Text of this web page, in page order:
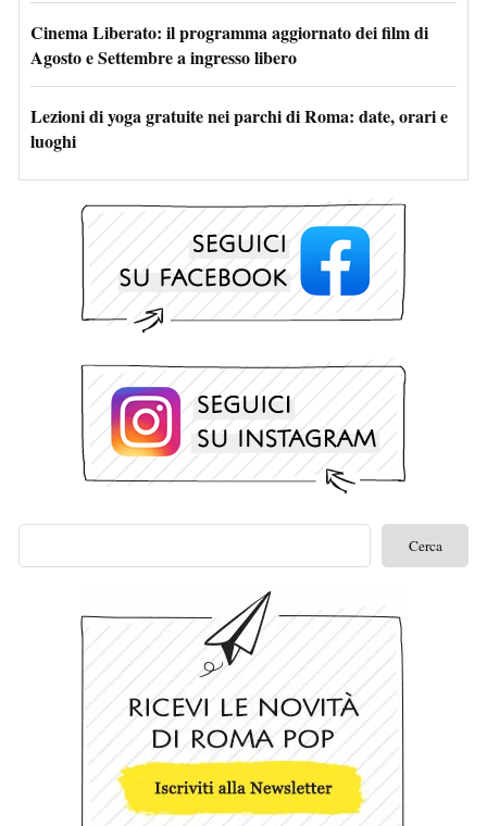
Cinema Liberato: il programma aggiornato dei film di
Agosto e Settembre a ingresso libero
Lezioni di yoga gratuite nei parchi di Roma: date, orari e
luoghi